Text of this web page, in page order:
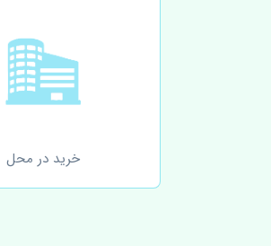
خرید در محل